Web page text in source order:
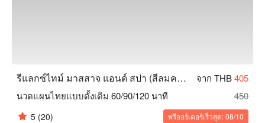
Relax Time Massage and Spa (Silom Complex) จอง, Relax
Time Massage and Spa (Silom Complex) ราคา, Relax Time
Massage and Spa (Silom Complex) โปรโมชั่น ดูทันที⬇︎
รีแลกซ์ไทม์ มาสสาจ แอนด์ สปา (สีลมคอมเพล็กซ์) จาก THB405
นวดแผนไทยแบบดั้งเดิม 60/90/120 นาที
450
5 (20) พรีออร์เดอร์เร็วสุด: 08/10